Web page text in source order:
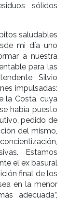
sólidos
saludables
mi día uno
a nuestra
para las
Silvio
impulsadas:
la Costa, cuya
había puesto
pedido de
del mismo,
Estamos
el ex basural
final de los
en la menor
adecuada”,